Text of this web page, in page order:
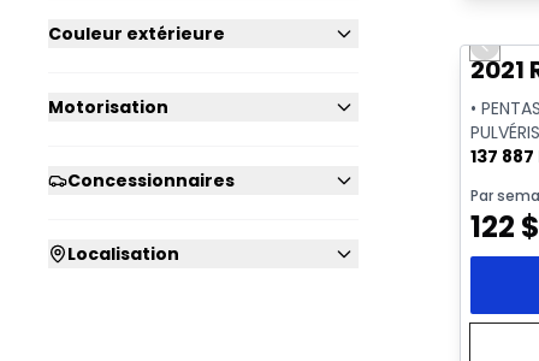
Couleur extérieure
Motorisation
Concessionnaires
Localisation
Très
2021
•
CAMÉRA
137
Par
122 $